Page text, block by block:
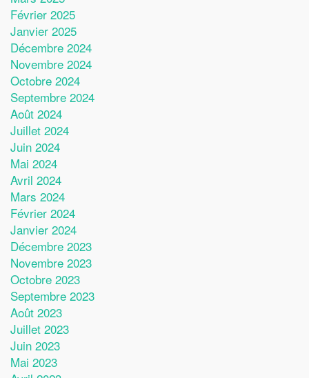
Février 2025
Janvier 2025
Décembre 2024
Novembre 2024
Octobre 2024
Septembre 2024
Août 2024
Juillet 2024
Juin 2024
Mai 2024
Avril 2024
Mars 2024
Février 2024
Janvier 2024
Décembre 2023
Novembre 2023
Octobre 2023
Septembre 2023
Août 2023
Juillet 2023
Juin 2023
Mai 2023